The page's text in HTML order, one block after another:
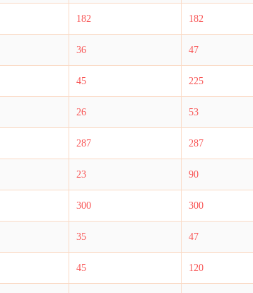
182 182
36 47
45 225
26 53
287 287
23 90
300 300
35 47
45 120